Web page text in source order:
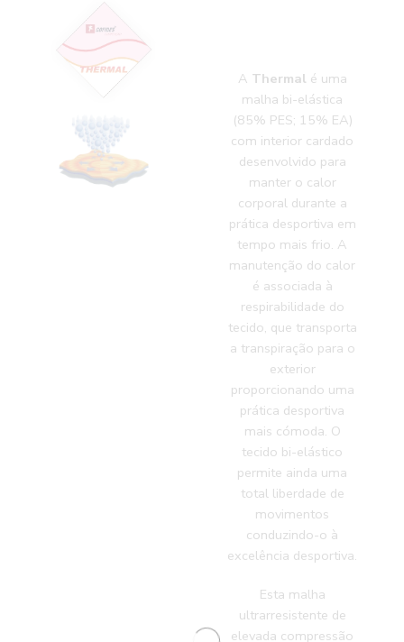
A Thermal é uma
malha bi-elástica
(85% PES; 15% EA)
com interior cardado
desenvolvido para
manter o calor
corporal durante a
prática desportiva em
tempo mais frio. A
manutenção do calor
é associada à
respirabilidade do
tecido, que transporta
a transpiração para o
exterior
proporcionando uma
prática desportiva
mais cómoda. O
tecido bi-elástico
permite ainda uma
total liberdade de
movimentos
conduzindo-o à
excelência desportiva.
Esta malha
ultrarresistente de
elevada compressão